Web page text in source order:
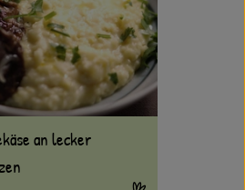
an lecker